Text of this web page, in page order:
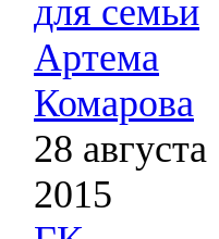
для семьи
Артема
Комарова
28 августа
2015